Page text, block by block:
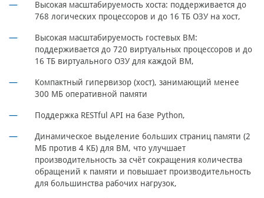
Высокая масштабируемость хоста: поддерживается до
768 логических процессоров и до 16 ТБ ОЗУ на хост,
Высокая масштабируемость гостевых ВМ:
поддерживается до 720 виртуальных процессоров и до
16 ТБ виртуального ОЗУ для каждой ВМ,
Компактный гипервизор (хост), занимающий менее
300 МБ оперативной памяти
Поддержка RESTful API на базе Python,
Динамическое выделение больших страниц памяти (2
МБ против 4 КБ) для ВМ, что улучшает
производительность за счёт сокращения количества
обращений к памяти и повышает производительность
для большинства рабочих нагрузок,